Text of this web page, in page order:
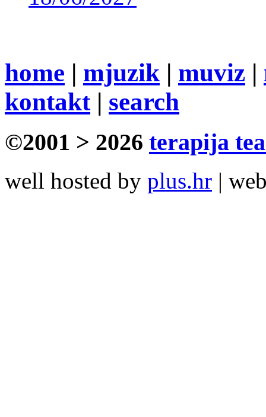
home | mjuzik | muviz |
kontakt| search
©2001 > 2026 terapija
well hosted by plus.hr |